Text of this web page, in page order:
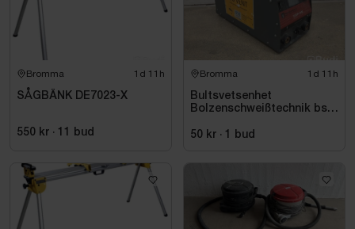
Bromma 1d 11h
SÅGBÄNK DE7023-X
550 kr · 11 bud
Bromma 1d 11h
Bultsvetsenhet
Bolzenschweißtechnik bsk
50 kr · 1 bud